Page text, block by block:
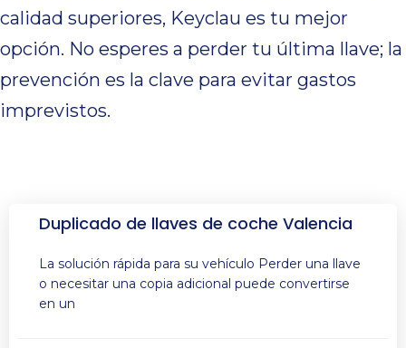
calidad superiores, Keyclau es tu mejor
opción. No esperes a perder tu última llave; la
prevención es la clave para evitar gastos
imprevistos.
Duplicado de llaves de coche Valencia
La solución rápida para su vehículo Perder una llave
o necesitar una copia adicional puede convertirse
en un